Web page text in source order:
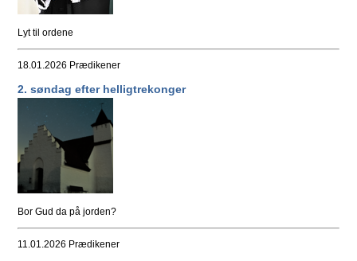
Lyt til ordene
18.01.2026 Prædikener
2. søndag efter helligtrekonger
Bor Gud da på jorden?
11.01.2026 Prædikener